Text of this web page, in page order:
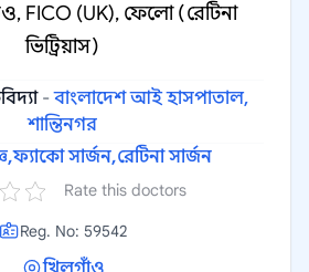
FICO (UK), ফেলো (রেটিনা
ভিট্রিয়াস)
-বাংলাদেশ আই হাসপাতাল,
শান্তিনগর
ফ্যাকো সার্জন,রেটিনা সার্জন
Rate this doctors
Reg. No: 59542